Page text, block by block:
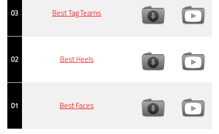
03 Best Tag Teams
02 Best Heels
01 Best Faces